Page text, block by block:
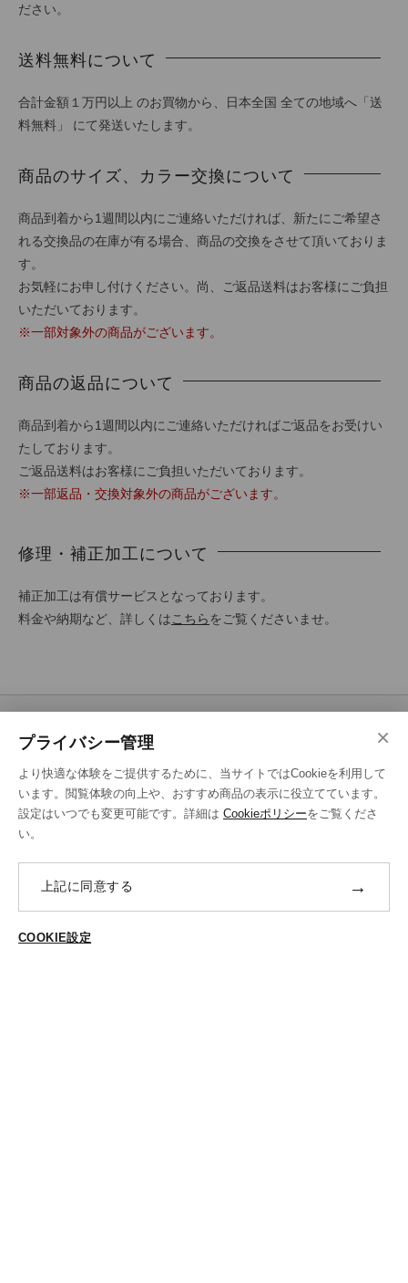
ださい。
送料無料について
合計金額１万円以上 のお買物から、日本全国 全ての地域へ「送
料無料」 にて発送いたします。
商品のサイズ、カラー交換について
商品到着から1週間以内にご連絡いただければ、新たにご希望さ
れる交換品の在庫が有る場合、商品の交換をさせて頂いておりま
す。
お気軽にお申し付けください。尚、ご返品送料はお客様にご負担
いただいております。
※一部対象外の商品がございます。
商品の返品について
商品到着から1週間以内にご連絡いただければご返品をお受けい
たしております。
ご返品送料はお客様にご負担いただいております。
※一部返品・交換対象外の商品がございます。
修理・補正加工について
補正加工は有償サービスとなっております。
料金や納期など、詳しくは こちら をご覧くださいませ。
お支払い方法
×
プライバシー管理
より快適な体験をご提供するために、当サイトではCookieを利用して
います。閲覧体験の向上や、おすすめ商品の表示に役立てています。
設定はいつでも変更可能です。詳細は Cookieポリシーをご覧くださ
い。
上記に同意する →
COOKIE設定